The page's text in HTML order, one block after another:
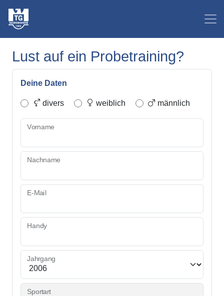
Lust auf ein Probetraining?
Deine Daten
divers weiblich männlich
Vorname
Nachname
E-Mail
Handy
Jahrgang
Sportart